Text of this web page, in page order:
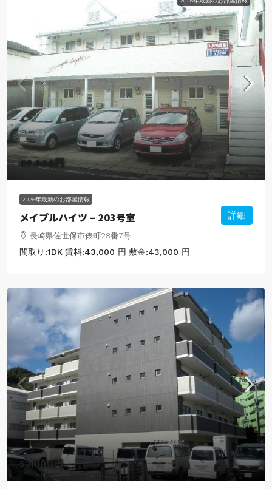
43,000円
2026年最新のお部屋情報
メイプルハイツ – 203号室
長崎県佐世保市俵町28番7号
間取り:1DK 賃料:43,000 円 敷金:43,000 円
詳細
53,000円